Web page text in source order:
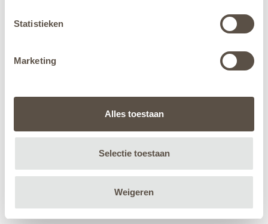
Statistieken
Marketing
Alles toestaan
Selectie toestaan
Weigeren